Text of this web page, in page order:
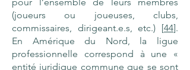
(joueurs ou joueuses, clubs,
commissaires, dirigeant.e.s, etc.) [44].
En Amérique du Nord, la ligue
professionnelle correspond à une «
entité juridique commune que se sont